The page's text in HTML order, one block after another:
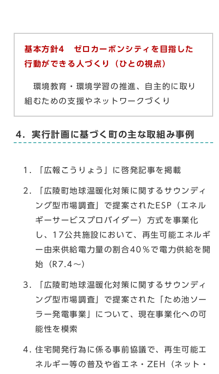
基本方針4 ゼロカーボンシティを目指した
行動ができる人づくり（ひとの視点）
環境教育・環境学習の推進、自主的に取り
組むための支援やネットワークづくり
4．実行計画に基づく町の主な取組み事例
「広報こうりょう」に啓発記事を掲載
「広陵町地球温暖化対策に関するサウンディ
ング型市場調査」で提案されたESP（エネル
ギーサービスプロバイダー）方式を事業化
し、17公共施設において、再生可能エネルギ
ー由来供給電力量の割合40％で電力供給を開
始（R7.4～）
「広陵町地球温暖化対策に関するサウンディ
ング型市場調査」で提案された「ため池ソー
ラー発電事業」について、現在事業化への可
能性を模索
住宅開発行為に係る事前協議で、再生可能エ
ネルギー等の普及や省エネ・ZEH（ネット・